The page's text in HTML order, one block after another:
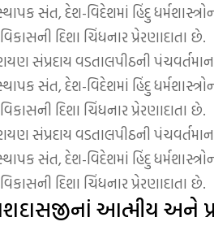
સંત, દેશ-વિદેશમાં હિંદુ
દિશા ચિંધનાર પ્રેરણાદાતા છે.
સંપ્રદાય વડતાલપીઠની
સંત, દેશ-વિદેશમાં હિંદુ
દિશા ચિંધનાર પ્રેરણાદાતા છે.
સંપ્રદાય વડતાલપીઠની
સંત, દેશ-વિદેશમાં હિંદુ
દિશા ચિંધનાર પ્રેરણાદાતા છે.
આત્મીય અને